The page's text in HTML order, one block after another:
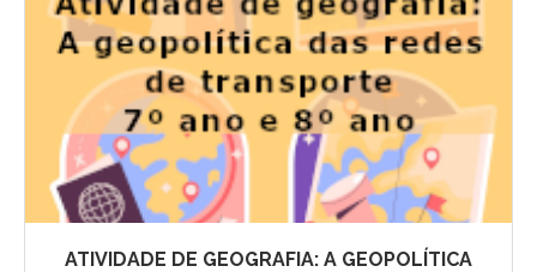
ATIVIDADE DE GEOGRAFIA: A GEOPOLÍTICA